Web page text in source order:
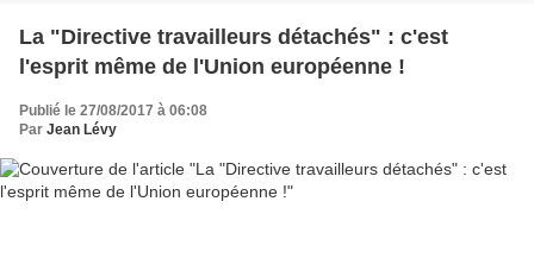
La "Directive travailleurs détachés" : c'est
l'esprit même de l'Union européenne !
Publié le 27/08/2017 à 06:08
Par Jean Lévy